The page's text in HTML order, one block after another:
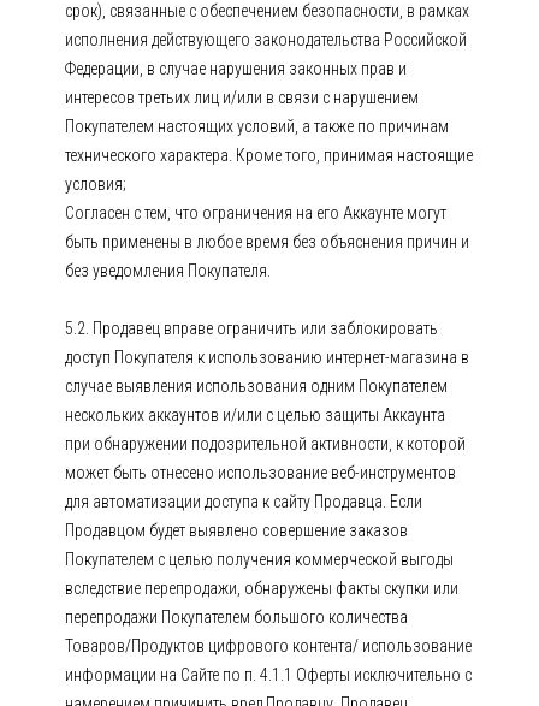
срок), связанные с обеспечением безопасности, в рамках
исполнения действующего законодательства Российской
Федерации, в случае нарушения законных прав и
интересов третьих лиц и/или в связи с нарушением
Покупателем настоящих условий, а также по причинам
технического характера. Кроме того, принимая настоящие
условия;
Согласен с тем, что ограничения на его Аккаунте могут
быть применены в любое время без объяснения причин и
без уведомления Покупателя.
5.2. Продавец вправе ограничить или заблокировать
доступ Покупателя к использованию интернет-магазина в
случае выявления использования одним Покупателем
нескольких аккаунтов и/или с целью защиты Аккаунта
при обнаружении подозрительной активности, к которой
может быть отнесено использование веб-инструментов
для автоматизации доступа к сайту Продавца. Если
Продавцом будет выявлено совершение заказов
Покупателем с целью получения коммерческой выгоды
вследствие перепродажи, обнаружены факты скупки или
перепродажи Покупателем большого количества
Товаров/Продуктов цифрового контента/ использование
информации на Сайте по п. 4.1.1 Оферты исключительно с